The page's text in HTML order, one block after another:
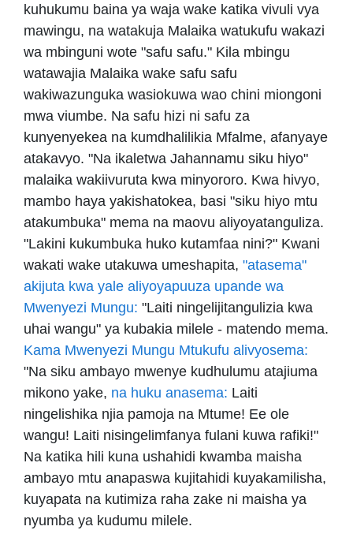
kuhukumu baina ya waja wake katika vivuli vya
mawingu, na watakuja Malaika watukufu wakazi
wa mbinguni wote "safu safu." Kila mbingu
watawajia Malaika wake safu safu
wakiwazunguka wasiokuwa wao chini miongoni
mwa viumbe. Na safu hizi ni safu za
kunyenyekea na kumdhalilikia Mfalme, afanyaye
atakavyo. "Na ikaletwa Jahannamu siku hiyo"
malaika wakiivuruta kwa minyororo. Kwa hivyo,
mambo haya yakishatokea, basi "siku hiyo mtu
atakumbuka" mema na maovu aliyoyatanguliza.
"Lakini kukumbuka huko kutamfaa nini?" Kwani
wakati wake utakuwa umeshapita, "atasema"
akijuta kwa yale aliyoyapuuza upande wa
Mwenyezi Mungu: "Laiti ningelijitangulizia kwa
uhai wangu" ya kubakia milele - matendo mema.
Kama Mwenyezi Mungu Mtukufu alivyosema:
"Na siku ambayo mwenye kudhulumu atajiuma
mikono yake, na huku anasema: Laiti
ningelishika njia pamoja na Mtume! Ee ole
wangu! Laiti nisingelimfanya fulani kuwa rafiki!"
Na katika hili kuna ushahidi kwamba maisha
ambayo mtu anapaswa kujitahidi kuyakamilisha,
kuyapata na kutimiza raha zake ni maisha ya
nyumba ya kudumu milele.